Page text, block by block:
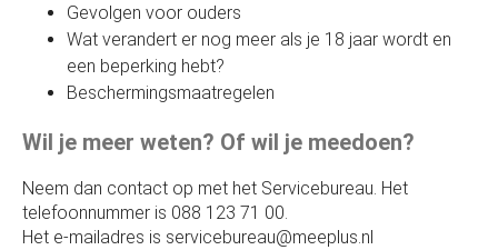
Gevolgen voor ouders
Wat verandert er nog meer als je 18 jaar wordt en
een beperking hebt?
Beschermingsmaatregelen
Wil je meer weten? Of wil je meedoen?
Neem dan contact op met het Servicebureau. Het
telefoonnummer is 088 123 71 00.
Het e-mailadres is servicebureau@meeplus.nl